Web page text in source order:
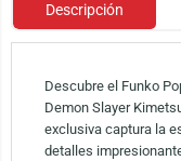
Descripción
Descubre el Funko
Demon Slayer
exclusiva captura la
detalles